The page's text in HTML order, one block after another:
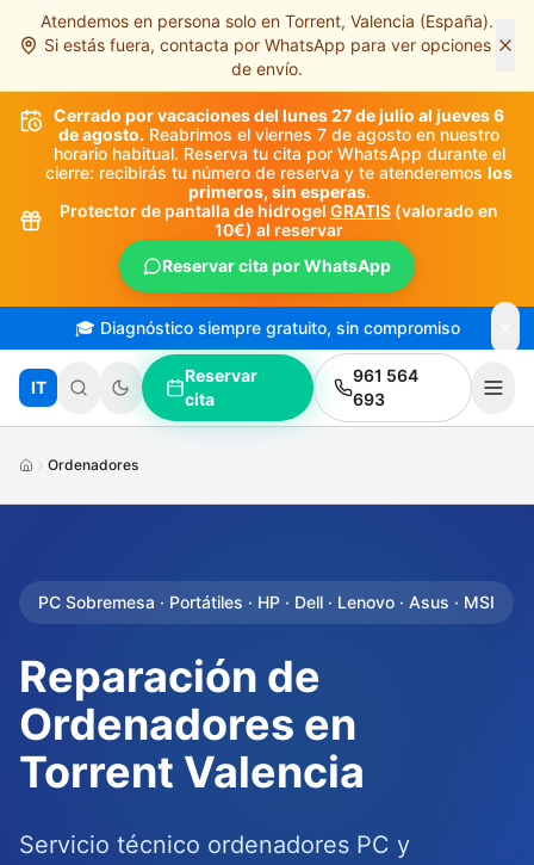
Saltar al contenido principal
Atendemos en persona solo en Torrent, Valencia (España).
Si estás fuera, contacta por WhatsApp para ver opciones
de envío.
Cerrado por vacaciones del lunes 27 de julio al jueves 6
de agosto. Reabrimos el viernes 7 de agosto en nuestro
horario habitual. Reserva tu cita por WhatsApp durante el
cierre: recibirás tu número de reserva y te atenderemos los
primeros, sin esperas.
Protector de pantalla de hidrogel GRATIS (valorado en
10€) al reservar
Reservar cita por WhatsApp
🎓 Diagnóstico siempre gratuito, sin compromiso
IT
Reservar
cita
961 564
693
Ordenadores
PC Sobremesa · Portátiles · HP · Dell · Lenovo · Asus · MSI
Reparación de
Ordenadores en
Torrent Valencia
Servicio técnico ordenadores PC y